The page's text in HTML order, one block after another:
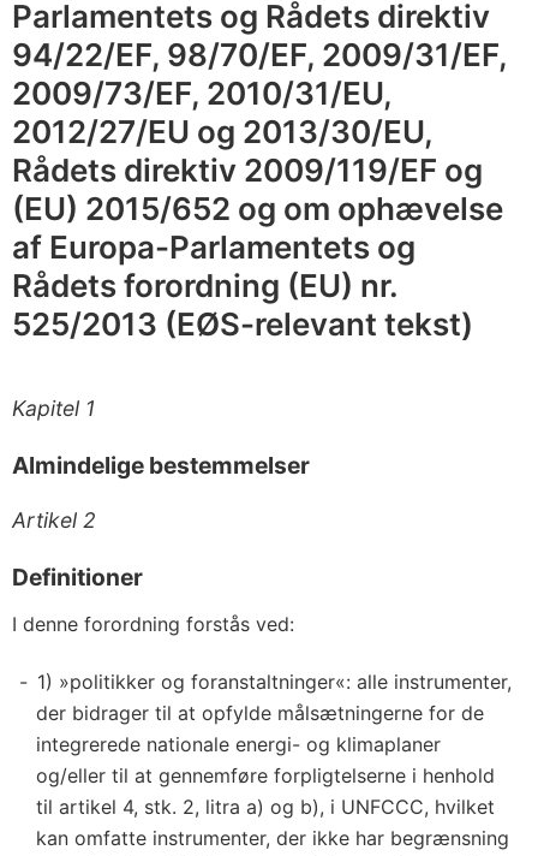
m
å
l
e
t
f
r
2
0
Parlamentets og Rådets direktiv
94/22/EF, 98/70/EF, 2009/31/EF,
2009/73/EF, 2010/31/EU,
2012/27/EU og 2013/30/EU,
Rådets direktiv 2009/119/EF og
(EU) 2015/652 og om ophævelse
af Europa-Parlamentets og
Rådets forordning (EU) nr.
525/2013 (EØS-relevant tekst)
Kapitel 1
Almindelige bestemmelser
Artikel 2
Definitioner
I denne forordning forstås ved:
1) »politikker og foranstaltninger«: alle instrumenter,
der bidrager til at opfylde målsætningerne for de
integrerede nationale energi- og klimaplaner
og/eller til at gennemføre forpligtelserne i henhold
til artikel 4, stk. 2, litra a) og b), i UNFCCC, hvilket
kan omfatte instrumenter, der ikke har begrænsning